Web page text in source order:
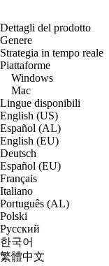
Dettagli del prodotto
Genere
Strategia in tempo reale
Piattaforme
Windows
Mac
Lingue disponibili
English (US)
Español (AL)
English (EU)
Deutsch
Español (EU)
Français
Italiano
Português (AL)
Polski
Русский
한국어
繁體中文